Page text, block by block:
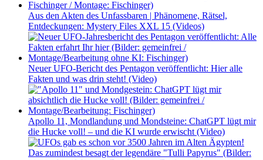
Aus den Akten des Unfassbaren | Phänomene, Rätsel,
Entdeckungen: Mystery Files XXL 15 (Videos)
Neuer UFO-Bericht des Pentagon veröffentlicht: Hier alle
Fakten und was drin steht! (Video)
Apollo 11, Mondlandung und Mondsteine: ChatGPT lügt mir
die Hucke voll! – und die KI wurde erwischt (Video)